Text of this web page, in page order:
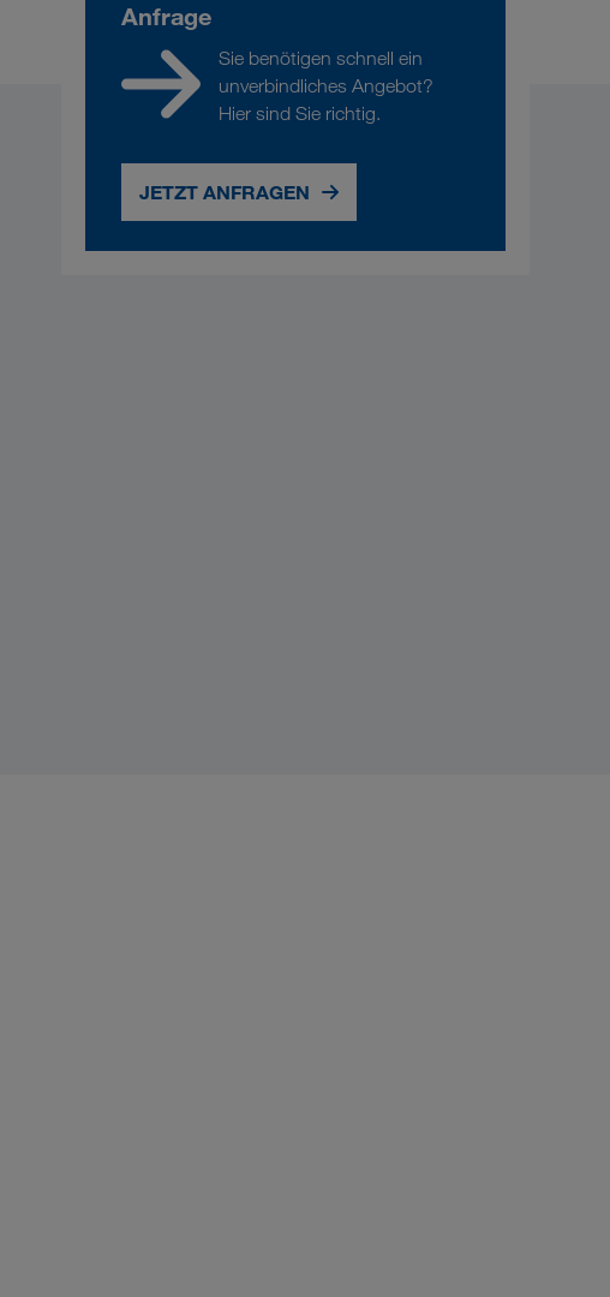
Anfrage
Sie benötigen schnell ein
unverbindliches Angebot?
Hier sind Sie richtig.
JETZT ANFRAGEN